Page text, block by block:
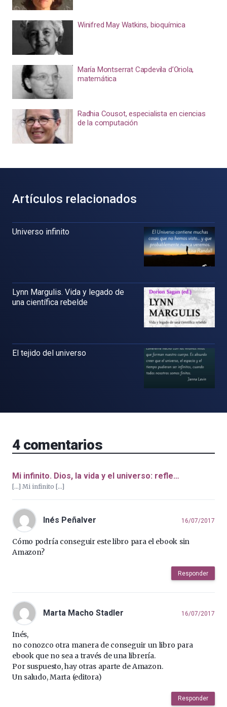
Winifred May Watkins, bioquímica
María Montserrat Capdevila d’Oriola,
matemática
Radhia Cousot, especialista en ciencias
de la computación
Artículos relacionados
Universo infinito
Lynn Margulis. Vida y legado de
una científica rebelde
El tejido del universo
4comentarios
Mi infinito. Dios, la vida y el universo: refle…
[…] Mi infinito […]
Inés Peñalver 16/07/2017
Cómo podría conseguir este libro para el ebook sin
Amazon?
Responder
Marta Macho Stadler 16/07/2017
Inés,
no conozco otra manera de conseguir un libro para
ebook que no sea a través de una librería.
Por suspuesto, hay otras aparte de Amazon.
Un saludo, Marta (editora)
Responder